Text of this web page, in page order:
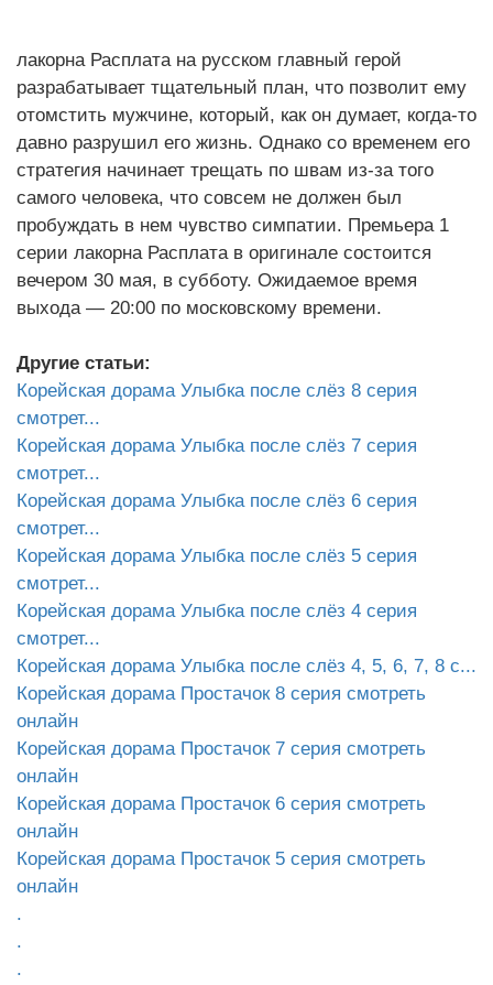
лакорна Расплата на русском главный герой
разрабатывает тщательный план, что позволит ему
отомстить мужчине, который, как он думает, когда-то
давно разрушил его жизнь. Однако со временем его
стратегия начинает трещать по швам из-за того
самого человека, что совсем не должен был
пробуждать в нем чувство симпатии. Премьера 1
серии лакорна Расплата в оригинале состоится
вечером 30 мая, в субботу. Ожидаемое время
выхода — 20:00 по московскому времени.
Другие статьи:
Корейская дорама Улыбка после слёз 8 серия
смотрет...
Корейская дорама Улыбка после слёз 7 серия
смотрет...
Корейская дорама Улыбка после слёз 6 серия
смотрет...
Корейская дорама Улыбка после слёз 5 серия
смотрет...
Корейская дорама Улыбка после слёз 4 серия
смотрет...
Корейская дорама Улыбка после слёз 4, 5, 6, 7, 8 с...
Корейская дорама Простачок 8 серия смотреть
онлайн
Корейская дорама Простачок 7 серия смотреть
онлайн
Корейская дорама Простачок 6 серия смотреть
онлайн
Корейская дорама Простачок 5 серия смотреть
онлайн
.
.
.